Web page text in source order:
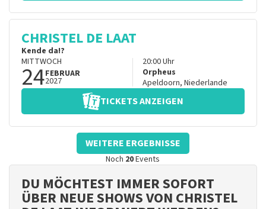
CHRISTEL DE LAAT
Kende da!?
MITTWOCH
24FEBRUAR
2027
20:00Uhr
Orpheus
Apeldoorn, Niederlande
TICKETS ANZEIGEN
WEITERE ERGEBNISSE
Noch 20Events
DU MÖCHTEST IMMER SOFORT
ÜBER NEUE SHOWS VON CHRISTEL